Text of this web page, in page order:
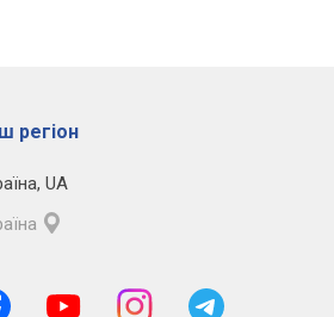
регіон
, UA